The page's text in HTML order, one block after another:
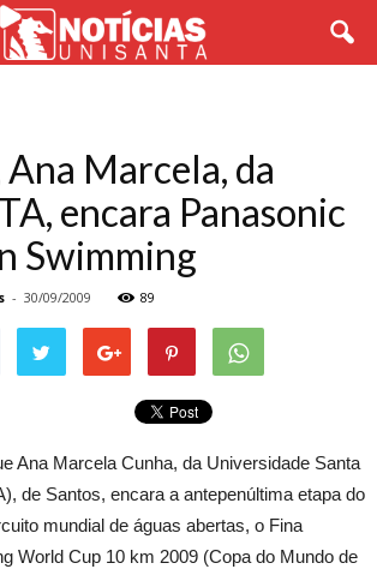
Marcela, da
encara Panasonic
Swimming
- 30/09/2009 89
Ana Marcela Cunha, da Universidade Santa
de Santos, encara a antepenúltima etapa do
mundial de águas abertas, o Fina
World Cup 10 km 2009 (Copa do Mundo de